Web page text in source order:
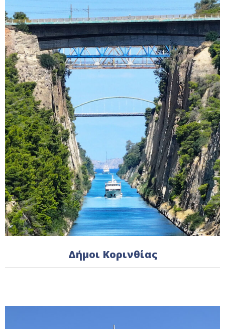
Δήμοι Κορινθίας